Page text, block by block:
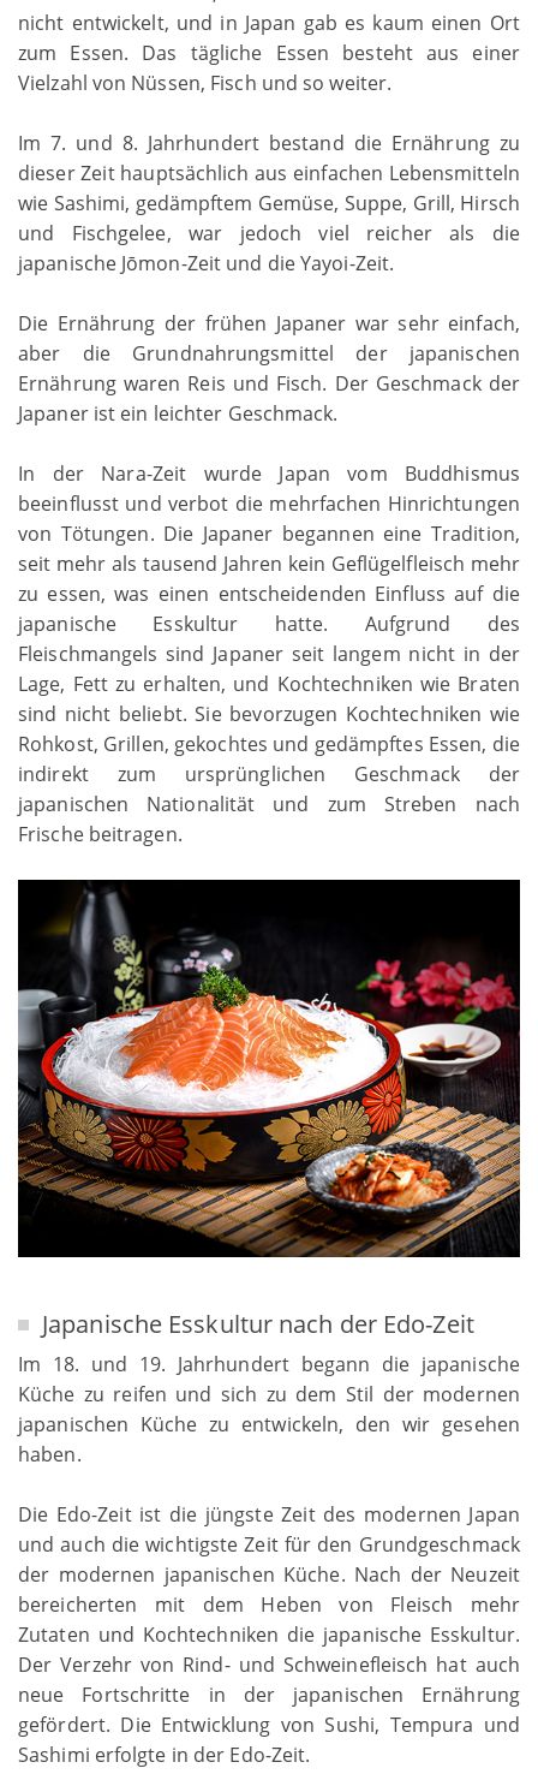
nicht entwickelt, und in Japan gab es kaum einen Ort
zum Essen. Das tägliche Essen besteht aus einer
Vielzahl von Nüssen, Fisch und so weiter.
Im 7. und 8. Jahrhundert bestand die Ernährung zu
dieser Zeit hauptsächlich aus einfachen Lebensmitteln
wie Sashimi, gedämpftem Gemüse, Suppe, Grill, Hirsch
und Fischgelee, war jedoch viel reicher als die
japanische Jōmon-Zeit und die Yayoi-Zeit.
Die Ernährung der frühen Japaner war sehr einfach,
aber die Grundnahrungsmittel der japanischen
Ernährung waren Reis und Fisch. Der Geschmack der
Japaner ist ein leichter Geschmack.
In der Nara-Zeit wurde Japan vom Buddhismus
beeinflusst und verbot die mehrfachen Hinrichtungen
von Tötungen. Die Japaner begannen eine Tradition,
seit mehr als tausend Jahren kein Geflügelfleisch mehr
zu essen, was einen entscheidenden Einfluss auf die
japanische Esskultur hatte. Aufgrund des
Fleischmangels sind Japaner seit langem nicht in der
Lage, Fett zu erhalten, und Kochtechniken wie Braten
sind nicht beliebt. Sie bevorzugen Kochtechniken wie
Rohkost, Grillen, gekochtes und gedämpftes Essen, die
indirekt zum ursprünglichen Geschmack der
japanischen Nationalität und zum Streben nach
Frische beitragen.
Japanische Esskultur nach der Edo-Zeit
Im 18. und 19. Jahrhundert begann die japanische
Küche zu reifen und sich zu dem Stil der modernen
japanischen Küche zu entwickeln, den wir gesehen
haben.
Die Edo-Zeit ist die jüngste Zeit des modernen Japan
und auch die wichtigste Zeit für den Grundgeschmack
der modernen japanischen Küche. Nach der Neuzeit
bereicherten mit dem Heben von Fleisch mehr
Zutaten und Kochtechniken die japanische Esskultur.
Der Verzehr von Rind- und Schweinefleisch hat auch
neue Fortschritte in der japanischen Ernährung
gefördert. Die Entwicklung von Sushi, Tempura und
Sashimi erfolgte in der Edo-Zeit.